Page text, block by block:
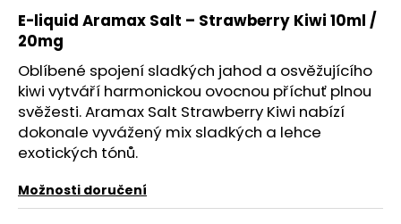
E-liquid Aramax Salt – Strawberry Kiwi 10ml /
20mg
Oblíbené spojení sladkých jahod a osvěžujícího
kiwi vytváří harmonickou ovocnou příchuť plnou
svěžesti. Aramax Salt Strawberry Kiwi nabízí
dokonale vyvážený mix sladkých a lehce
exotických tónů.
Možnosti doručení
D
o
p
o
r
u
č
u